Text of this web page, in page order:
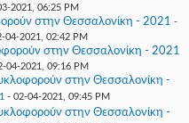
2021, 06:25 PM
στην Θεσσαλονίκη - 2021 -
04-2021, 02:42 PM
στην Θεσσαλονίκη - 2021
04-2021, 09:16 PM
στην Θεσσαλονίκη -
- 02-04-2021, 09:45 PM
στην Θεσσαλονίκη -